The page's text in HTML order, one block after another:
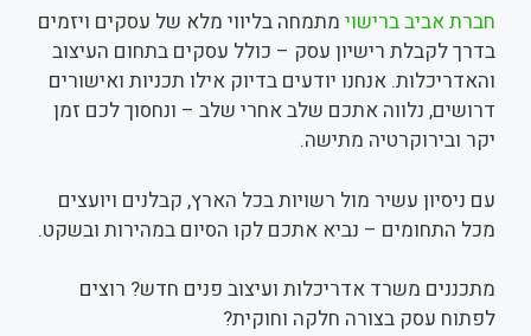
חברת אביב ברישוי מתמחה בליווי מלא של עסקים ויזמים
בדרך לקבלת רישיון עסק – כולל עסקים בתחום העיצוב
והאדריכלות. אנחנו יודעים בדיוק אילו תכניות ואישורים
דרושים, נלווה אתכם שלב אחרי שלב – ונחסוך לכם זמן
יקר ובירוקרטיה מתישה.
עם ניסיון עשיר מול רשויות בכל הארץ, קבלנים ויועצים
מכל התחומים – נביא אתכם לקו הסיום במהירות ובשקט.
מתכננים משרד אדריכלות ועיצוב פנים חדש? רוצים
לפתוח עסק בצורה חלקה וחוקית?